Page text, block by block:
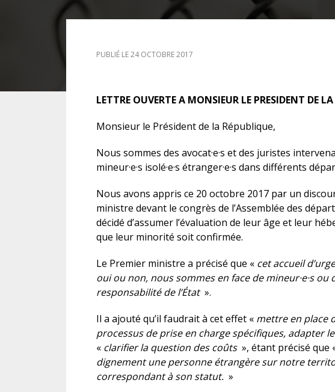
DROIT DES MINEURS
DROIT INTERNATIONAL
PUBLIÉ LE 24 OCTOBRE 2017
LETTRE OUVERTE A MONSIEUR LE PRESIDENT DE
Monsieur le Président de la République,
Nous sommes des avocat·e·s et des juristes
mineur·e·s isolé·e·s étranger·e·s dans différents
Nous avons appris ce 20 octobre 2017 par un
ministre devant le congrès de l’Assemblée des
décidé d’assumer l’évaluation de leur âge et leur
que leur minorité soit confirmée.
Le Premier ministre a précisé que « cet accueil
oui ou non, nous sommes en face de mineur·e·s ou
responsabilité de l’État ».
Il a ajouté qu’il faudrait à cet effet « mettre en place
processus de prise en charge spécifiques, adapter
« clarifier la question des coûts », étant précisé que
dignement une personne étrangère sur notre
correspondant à son statut. »